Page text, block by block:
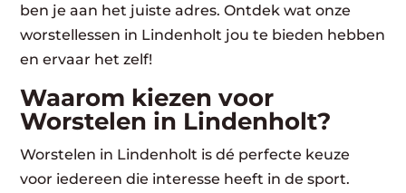
ben je aan het juiste adres. Ontdek wat onze
worstellessen in Lindenholt jou te bieden hebben
en ervaar het zelf!
Waarom kiezen voor
Worstelen in Lindenholt?
Worstelen in Lindenholt is dé perfecte keuze
voor iedereen die interesse heeft in de sport.